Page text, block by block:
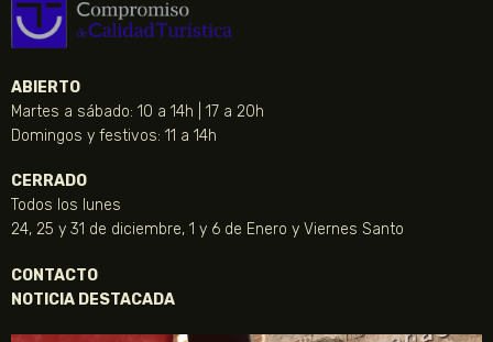
ABIERTO
Martes a sábado: 10 a 14h | 17 a 20h
Domingos y festivos: 11 a 14h
CERRADO
Todos los lunes
24, 25 y 31 de diciembre, 1 y 6 de Enero y Viernes Santo
CONTACTO
NOTICIA DESTACADA